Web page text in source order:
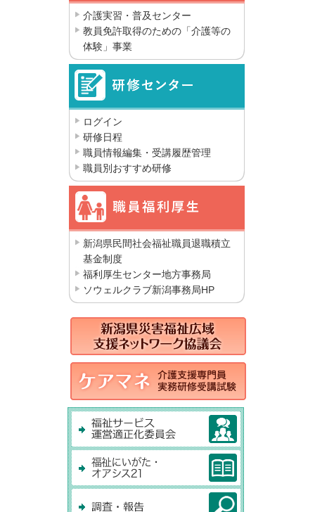
介護実習・普及センター
教員免許取得のための「介護等の
体験」事業
ログイン
研修日程
職員情報編集・受講履歴管理
職員別おすすめ研修
新潟県民間社会福祉職員退職積立
基金制度
福利厚生センター地方事務局
ソウェルクラブ新潟事務局HP